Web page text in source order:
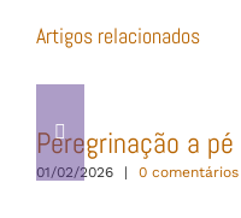
Artigos relacionados
Peregrinação a
01/02/2026 | 0 comentários